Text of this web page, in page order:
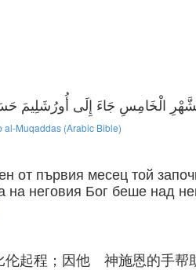
al-Muqaddas (Arabic Bible)
от първия месец той
на неговия Бог беше над
起程；因他 神施恩的手帮